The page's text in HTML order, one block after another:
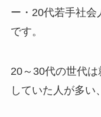
ー・20代若手社会
です。
20～30代の世代
していた人が多い